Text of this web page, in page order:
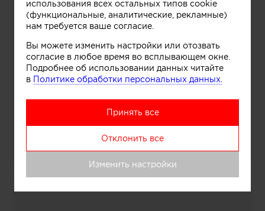
Квартира в Москве
использования всех остальных типов cookie
(функциональные, аналитические, рекламные)
нам требуется ваше согласие.
Вы можете изменить настройки или отозвать
согласие в любое время во всплывающем окне.
Подробнее об использовании данных читайте
в Политике обработки персональных данных.
Принять все
Отклонить все
Изменить настройки